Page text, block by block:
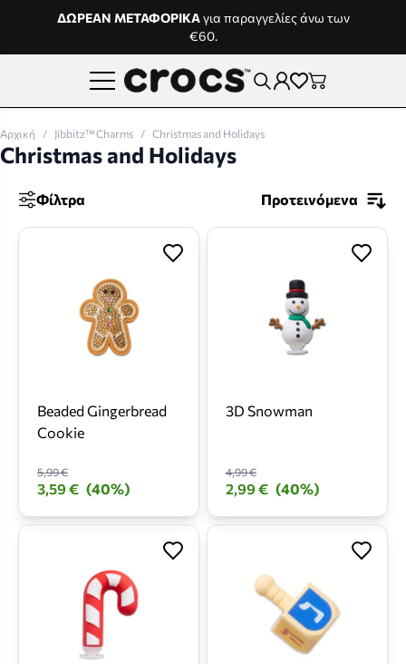
Μετάβαση στο περιεχόμενο
ΔΩΡΕΑΝ ΜΕΤΑΦΟΡΙΚΑγια παραγγελίες άνω των
€60.
Αρχική / Jibbitz™ Charms / Christmas and Holidays
Christmas and Holidays
Φίλτρα Προτεινόμενα
Beaded Gingerbread
Cookie
5,99 €
3,59 € (40%)
3D Snowman
4,99 €
2,99 € (40%)